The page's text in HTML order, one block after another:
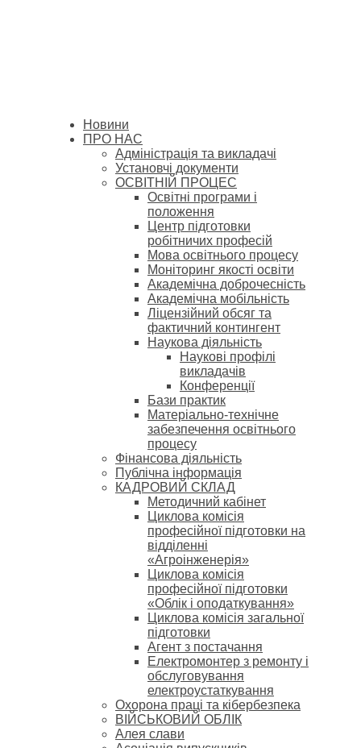
Новини
ПРО НАС
Адміністрація та викладачі
Установчі документи
ОСВІТНІЙ ПРОЦЕС
Освітні програми і
положення
Центр підготовки
робітничих професій
Мова освітнього процесу
Моніторинг якості освіти
Академічна доброчесність
Академічна мобільність
Ліцензійний обсяг та
фактичний контингент
Наукова діяльність
Наукові профілі
викладачів
Конференції
Бази практик
Матеріально-технічне
забезпечення освітнього
процесу
Фінансова діяльність
Публічна інформація
КАДРОВИЙ СКЛАД
Методичний кабінет
Циклова комісія
професійної підготовки на
відділенні
«Агроінженерія»
Циклова комісія
професійної підготовки
«Облік і оподаткування»
Циклова комісія загальної
підготовки
Агент з постачання
Електромонтер з ремонту і
обслуговування
електроустаткування
Охорона праці та кібербезпека
ВІЙСЬКОВИЙ ОБЛІК
Алея слави